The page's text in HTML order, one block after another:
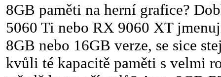
8GB paměti na herní grafice?
5060 Ti nebo RX 9060 XT
8GB nebo 16GB verze, se sice
kvůli té kapacitě paměti s velmi